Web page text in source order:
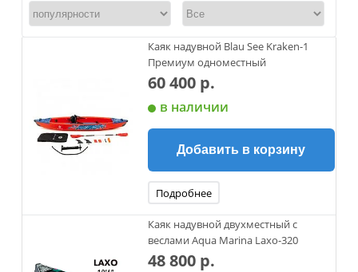
Каяк надувной Blau See Kraken-1
Премиум одноместный
60 400 р.
в наличии
Добавить в корзину
Подробнее
Каяк надувной двухместный с
веслами Aqua Marina Laxo-320
48 800 р.